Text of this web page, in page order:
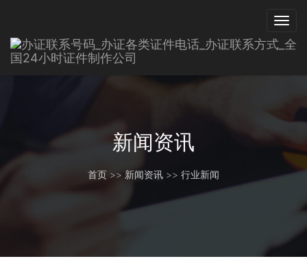
新闻资讯
首页 >> 新闻资讯 >> 行业新闻